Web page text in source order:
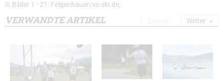
© Bilder 1 - 21: Felgenhauer/xc-ski.de;
VERWANDTE ARTIKEL Weiter